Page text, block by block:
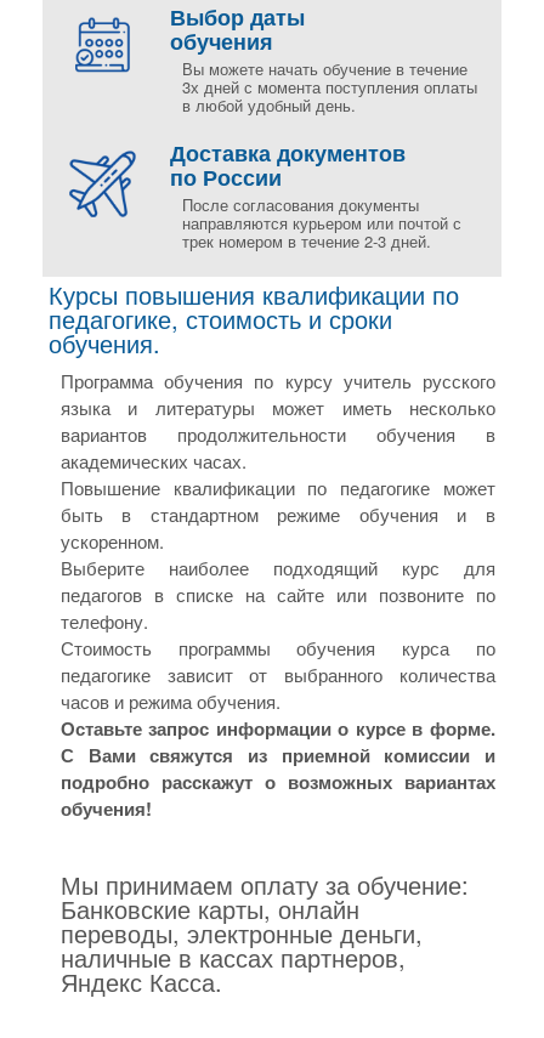
Выбор даты
обучения
Вы можете начать обучение в течение
3х дней с момента поступления оплаты
в любой удобный день.
Доставка документов
по России
После согласования документы
направляются курьером или почтой с
трек номером в течение 2-3 дней.
Курсы повышения квалификации по
педагогике, стоимость и сроки
обучения.
Программа обучения по курсу учитель русского
языка и литературы может иметь несколько
вариантов продолжительности обучения в
академических часах.
Повышение квалификации по педагогике может
быть в стандартном режиме обучения и в
ускоренном.
Выберите наиболее подходящий курс для
педагогов в списке на сайте или позвоните по
телефону.
Стоимость программы обучения курса по
педагогике зависит от выбранного количества
часов и режима обучения.
Оставьте запрос информации о курсе в форме.
С Вами свяжутся из приемной комиссии и
подробно расскажут о возможных вариантах
обучения!
Мы принимаем оплату за обучение:
Банковские карты, онлайн
переводы, электронные деньги,
наличные в кассах партнеров,
Яндекс Касса.